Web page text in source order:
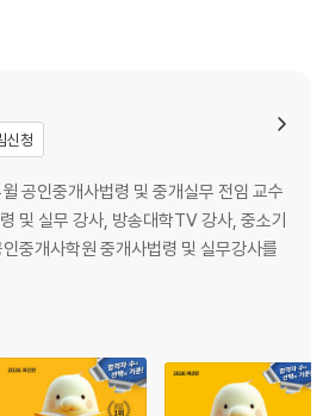
확인
사유
거래정보망
환채무이행보장
교육, 포상금, 신고센터 등
신청
공인중개사법령 및 중개실무 전임 교수
및 실무 강사, 방송대학TV 강사, 중소기
중개사학원 중개사법령 및 실무강사를